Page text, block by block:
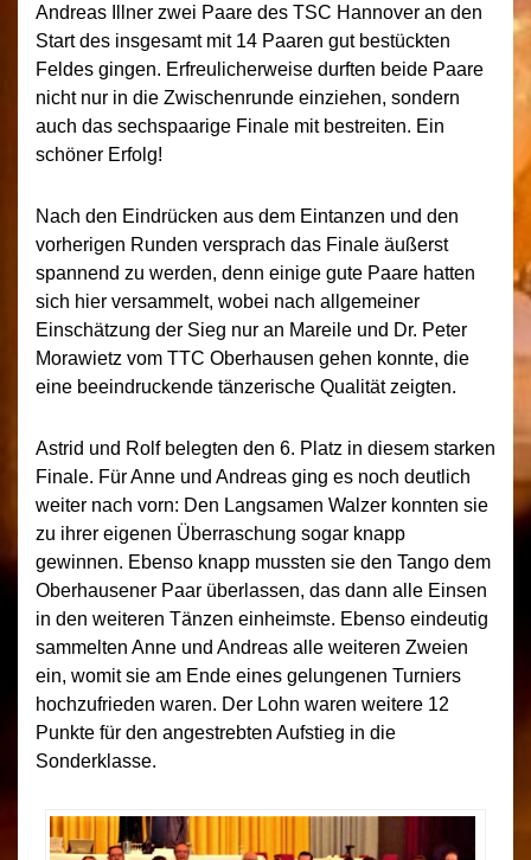
Andreas Illner zwei Paare des TSC Hannover an den
Start des insgesamt mit 14 Paaren gut bestückten
Feldes gingen. Erfreulicherweise durften beide Paare
nicht nur in die Zwischenrunde einziehen, sondern
auch das sechspaarige Finale mit bestreiten. Ein
schöner Erfolg!
Nach den Eindrücken aus dem Eintanzen und den
vorherigen Runden versprach das Finale äußerst
spannend zu werden, denn einige gute Paare hatten
sich hier versammelt, wobei nach allgemeiner
Einschätzung der Sieg nur an Mareile und Dr. Peter
Morawietz vom TTC Oberhausen gehen konnte, die
eine beeindruckende tänzerische Qualität zeigten.
Astrid und Rolf belegten den 6. Platz in diesem starken
Finale. Für Anne und Andreas ging es noch deutlich
weiter nach vorn: Den Langsamen Walzer konnten sie
zu ihrer eigenen Überraschung sogar knapp
gewinnen. Ebenso knapp mussten sie den Tango dem
Oberhausener Paar überlassen, das dann alle Einsen
in den weiteren Tänzen einheimste. Ebenso eindeutig
sammelten Anne und Andreas alle weiteren Zweien
ein, womit sie am Ende eines gelungenen Turniers
hochzufrieden waren. Der Lohn waren weitere 12
Punkte für den angestrebten Aufstieg in die
Sonderklasse.